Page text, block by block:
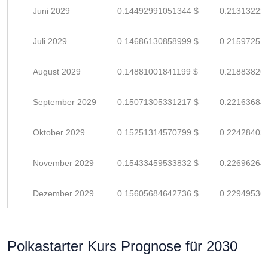
Juni 2029 0.14492991051344 $
Juli 2029 0.14686130858999 $
August 2029 0.14881001841199 $
September 2029 0.15071305331217 $
Oktober 2029 0.15251314570799 $
November 2029 0.15433459533832 $
Dezember 2029 0.15605684642736 $
Polkastarter Kurs Prognose für 2030